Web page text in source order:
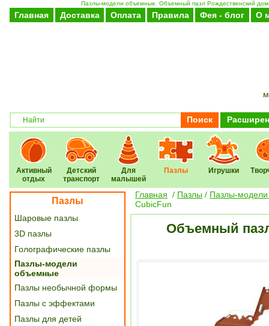
Пазлы-модели объемные. Объемный пазл Рождественский
Главная Доставка Оплата Правила Фея - блог О
Поиск
Активный
отдых
Детский
транспорт
Для
малышей
Пазлы Игрушки
Пазлы
Шаровые пазлы
3D пазлы
Голографические пазлы
Пазлы-модели
объемные
Пазлы необычной формы
Пазлы с эффектами
Пазлы для детей
Главная / Пазлы / Пазлы-
CubicFun
Объемный